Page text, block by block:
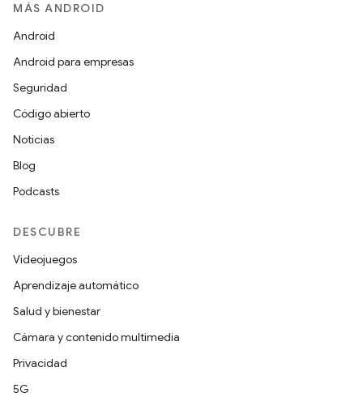
MÁS ANDROID
Android
Android para empresas
Seguridad
Código abierto
Noticias
Blog
Podcasts
DESCUBRE
Videojuegos
Aprendizaje automático
Salud y bienestar
Cámara y contenido multimedia
Privacidad
5G